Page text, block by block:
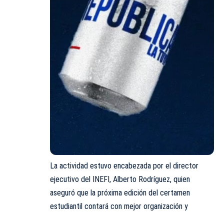
La actividad estuvo encabezada por el director
ejecutivo del INEFI, Alberto Rodríguez, quien
aseguró que la próxima edición del certamen
estudiantil contará con mejor organización y